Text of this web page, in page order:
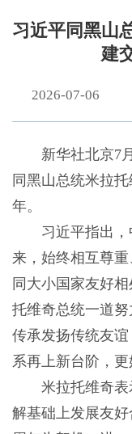
习近平同黑山
建
2026-07-06
新华社北京7月
同黑山总统米拉
年。
习近平指出，
来，始终相互尊
同大小国家友好
托维奇总统一道努
传承发扬传统友
系再上新台阶，更
米拉托维奇表
解基础上发展友